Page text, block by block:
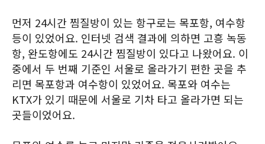
먼저 24시간 찜질방이 있는 항구로는 목포항, 여수항
등이 있었어요. 인터넷 검색 결과에 의하면 고흥 녹동
항, 완도항에도 24시간 찜질방이 있다고 나왔어요. 이
중에서 두 번째 기준인 서울로 올라가기 편한 곳을 추
리면 목포항과 여수항이 있었어요. 목포와 여수는
KTX가 있기 때문에 서울로 기차 타고 올라가면 되는
곳들이었어요.